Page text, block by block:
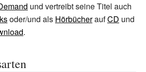
und vertreibt seine Titel auch
oder/und als HörbücheraufCD und
.